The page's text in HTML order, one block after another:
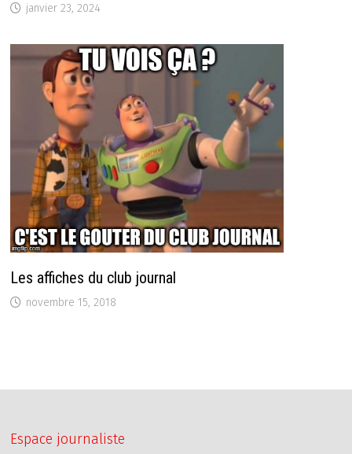
janvier 23, 2024
Les affiches du club journal
novembre 15, 2018
Espace journaliste